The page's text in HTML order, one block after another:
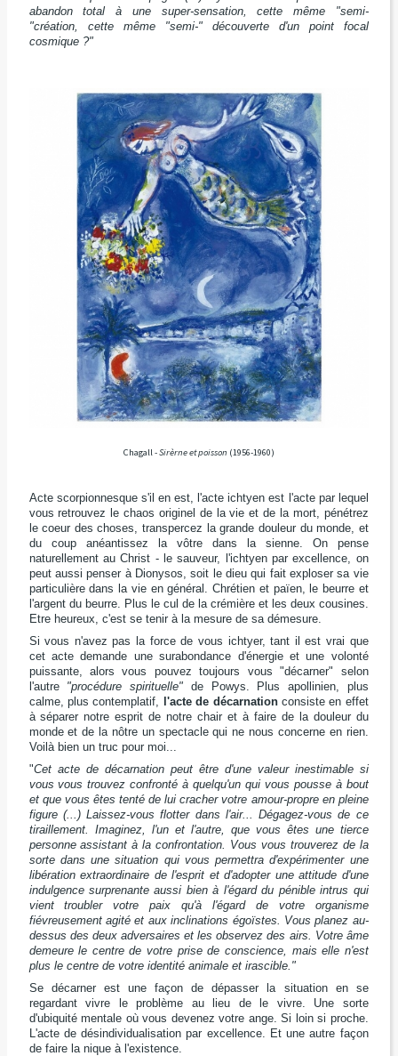
abandon total à une super-sensation, cette même "semi-
"création, cette même "semi-" découverte d'un point focal
cosmique ?"
Chagall -Sirèrne et poisson (1956-1960)
Acte scorpionnesque s'il en est, l'acte ichtyen est l'acte par lequel
vous retrouvez le chaos originel de la vie et de la mort, pénétrez
le coeur des choses, transpercez la grande douleur du monde, et
du coup anéantissez la vôtre dans la sienne. On pense
naturellement au Christ - le sauveur, l'ichtyen par excellence, on
peut aussi penser à Dionysos, soit le dieu qui fait exploser sa vie
particulière dans la vie en général. Chrétien et païen, le beurre et
l'argent du beurre. Plus le cul de la crémière et les deux cousines.
Etre heureux, c'est se tenir à la mesure de sa démesure.
Si vous n'avez pas la force de vous ichtyer, tant il est vrai que
cet acte demande une surabondance d'énergie et une volonté
puissante, alors vous pouvez toujours vous "décarner" selon
l'autre "procédure spirituelle" de Powys. Plus apollinien, plus
calme, plus contemplatif, l'acte de décarnationconsiste en effet
à séparer notre esprit de notre chair et à faire de la douleur du
monde et de la nôtre un spectacle qui ne nous concerne en rien.
Voilà bien un truc pour moi...
"Cet acte de décarnation peut être d'une valeur inestimable si
vous vous trouvez confronté à quelqu'un qui vous pousse à bout
et que vous êtes tenté de lui cracher votre amour-propre en pleine
figure (...) Laissez-vous flotter dans l'air... Dégagez-vous de ce
tiraillement. Imaginez, l'un et l'autre, que vous êtes une tierce
personne assistant à la confrontation. Vous vous trouverez de la
sorte dans une situation qui vous permettra d'expérimenter une
libération extraordinaire de l'esprit et d'adopter une attitude d'une
indulgence surprenante aussi bien à l'égard du pénible intrus qui
vient troubler votre paix qu'à l'égard de votre organisme
fiévreusement agité et aux inclinations égoïstes. Vous planez au-
dessus des deux adversaires et les observez des airs. Votre âme
demeure le centre de votre prise de conscience, mais elle n'est
plus le centre de votre identité animale et irascible."
Se décarner est une façon de dépasser la situation en se
regardant vivre le problème au lieu de le vivre. Une sorte
d'ubiquité mentale où vous devenez votre ange. Si loin si proche.
L'acte de désindividualisation par excellence. Et une autre façon
de faire la nique à l'existence.